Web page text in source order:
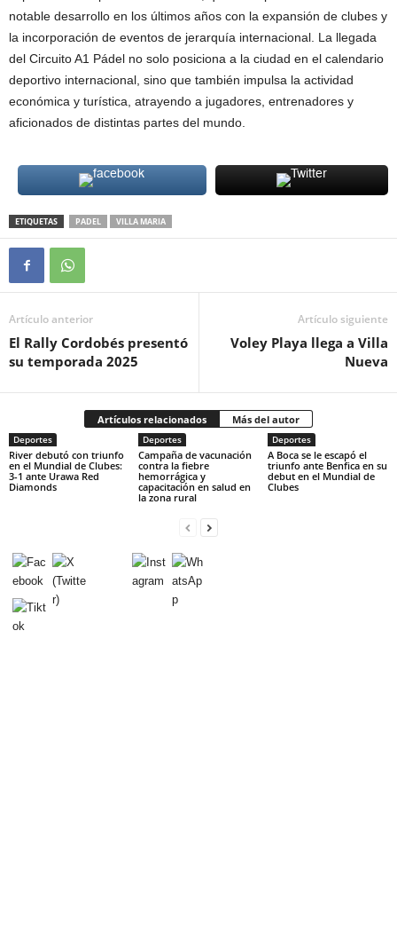
notable desarrollo en los últimos años con la expansión de clubes y
la incorporación de eventos de jerarquía internacional. La llegada
del Circuito A1 Pádel no solo posiciona a la ciudad en el calendario
deportivo internacional, sino que también impulsa la actividad
económica y turística, atrayendo a jugadores, entrenadores y
aficionados de distintas partes del mundo.
ETIQUETAS PADEL VILLA MARIA
Artículo anterior
El Rally Cordobés presentó
su temporada 2025
Artículo siguiente
Voley Playa llega a Villa
Nueva
Artículos relacionados Más del autor
Deportes
River debutó con triunfo
en el Mundial de Clubes:
3-1 ante Urawa Red
Diamonds
Deportes
Campaña de vacunación
contra la fiebre
hemorrágica y
capacitación en salud en
la zona rural
Deportes
A Boca se le escapó el
triunfo ante Benfica en su
debut en el Mundial de
Clubes